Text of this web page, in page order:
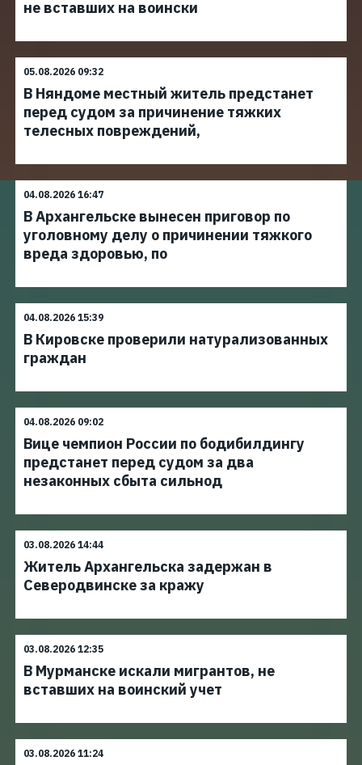
не вставших на воински
05.08.2026 09:32
В Няндоме местный житель предстанет
перед судом за причинение тяжких
телесных повреждений,
04.08.2026 16:47
В Архангельске вынесен приговор по
уголовному делу о причинении тяжкого
вреда здоровью, по
04.08.2026 15:39
В Кировске проверили натурализованных
граждан
04.08.2026 09:02
Вице чемпион России по бодибилдингу
предстанет перед судом за два
незаконных сбыта сильнод
03.08.2026 14:44
Житель Архангельска задержан в
Северодвинске за кражу
03.08.2026 12:35
В Мурманске искали мигрантов, не
вставших на воинский учет
03.08.2026 11:24